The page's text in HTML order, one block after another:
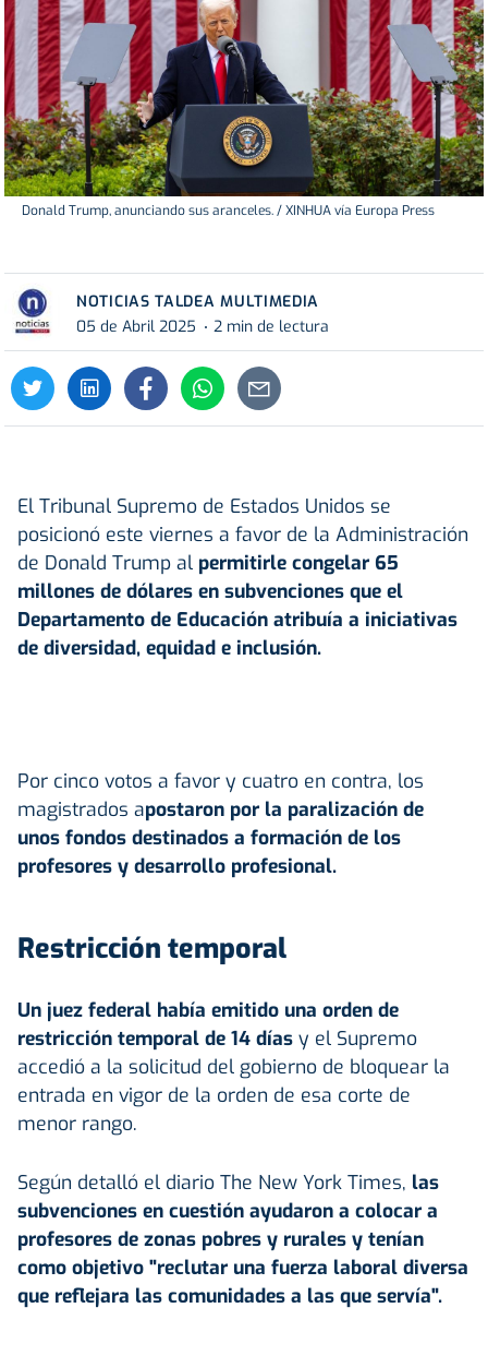
Donald Trump, anunciando sus aranceles. / XINHUA vía Europa Press
NOTICIAS TALDEA MULTIMEDIA
05 de Abril 2025
2 min de lectura
El Tribunal Supremo de Estados Unidos se
posicionó este viernes a favor de la Administración
de Donald Trump al permitirle congelar 65
millones de dólares en subvenciones que el
Departamento de Educación atribuía a iniciativas
de diversidad, equidad e inclusión.
Por cinco votos a favor y cuatro en contra, los
magistrados apostaron por la paralización de
unos fondos destinados a formación de los
profesores y desarrollo profesional.
Restricción temporal
Un juez federal había emitido una orden de
restricción temporal de 14 días y el Supremo
accedió a la solicitud del gobierno de bloquear la
entrada en vigor de la orden de esa corte de
menor rango.
Según detalló el diario The New York Times, las
subvenciones en cuestión ayudaron a colocar a
profesores de zonas pobres y rurales y tenían
como objetivo "reclutar una fuerza laboral diversa
que reflejara las comunidades a las que servía".